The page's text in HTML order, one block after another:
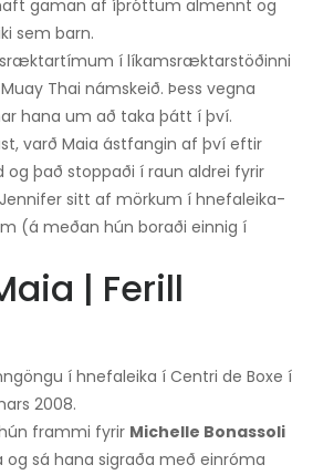
gaman af íþróttum almennt og
sem barn.
í líkamsræktarstöðinni
Thai námskeið. Þess vegna
hana um að taka þátt í því.
varð Maia ástfangin af því eftir
og það stoppaði í raun aldrei fyrir
sitt af mörkum í hnefaleika-
(á meðan hún boraði einnig í
| Ferill
í hnefaleika í Centri de Boxe í
2008.
frammi fyrir Michelle Bonassoli
sá hana sigraða með einróma